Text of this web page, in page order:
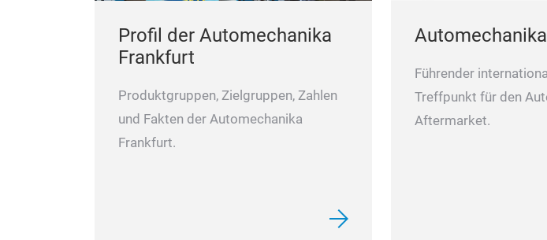
Profil der Automechanika
Frankfurt
Produktgruppen, Zielgruppen, Zahlen
und Fakten der Automechanika
Frankfurt.
Führender
Treffpunkt für den
Aftermarket.